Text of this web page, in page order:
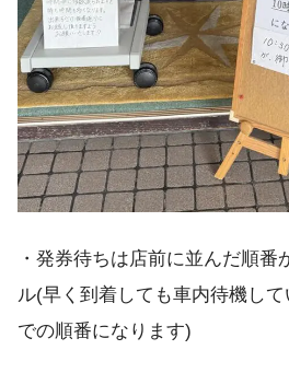
・発券待ちは店前に並んだ順番
ル(早く到着しても車内待機し
での順番になります)